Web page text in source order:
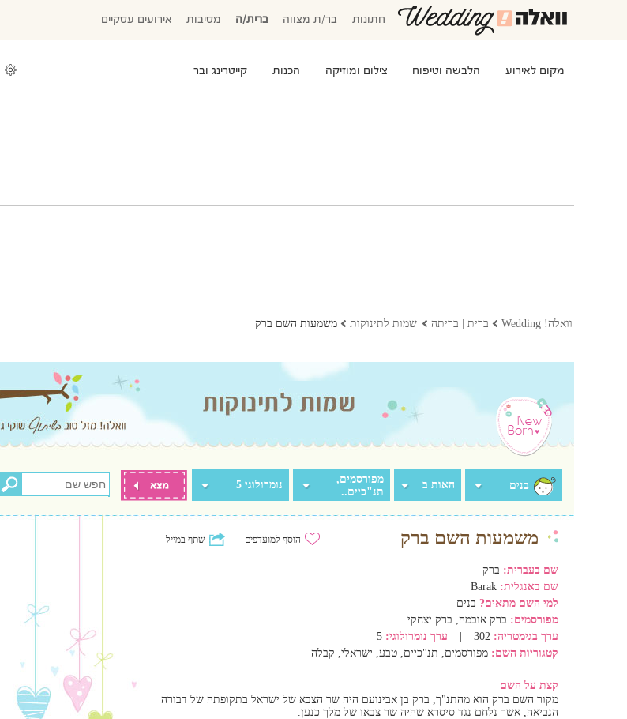
חתונות בר/ת מצווה ברית/ה מסיבות אירועים עסקיים
מקום לאירוע הלבשה וטיפוח צילום ומוזיקה הכנות קייטרינג ובר
וואלה! Wedding ברית | בריתה שמות לתינוקות משמעות השם ברק
בנים האות ב
מפורסמים,
תנ"כיים..
נומרולוגי 5
שתף במייל הוסף למועדפים משמעות השם ברק
שם בעברית: ברק
שם באנגלית: Barak
למי השם מתאים? בנים
מפורסמים: ברק אובמה, ברק יצחקי
ערך בגימטריה: 302 ערך נומרולוגי: 5
קטגוריות השם: מפורסמים, תנ"כיים, טבע, ישראלי, קבלה
קצת על השם
מקור השם ברק הוא מהתנ"ך, ברק בן אבינועם היה שר הצבא של ישראל בתקופתה של דבורה
הנביאה, אשר נלחם נגד סיסרא שהיה שר צבאו של מלך כנען.